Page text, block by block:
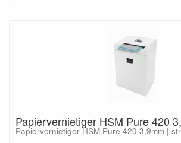
Papiervernietiger HSM Pure 420
Papiervernietiger HSM Pure 420 3,9mm |